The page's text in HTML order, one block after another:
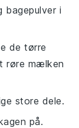
bagepulver i
de tørre
røre mælken
store dele.
på.